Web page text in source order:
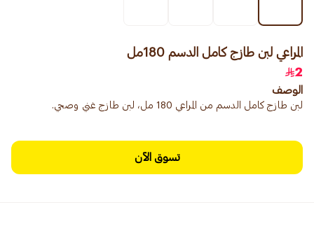
المراعي لبن طازج كامل الدسم 180مل
2
الوصف
لبن طازج كامل الدسم من المراعي 180 مل، لبن طازج غني وصحي.
تسوق الآن